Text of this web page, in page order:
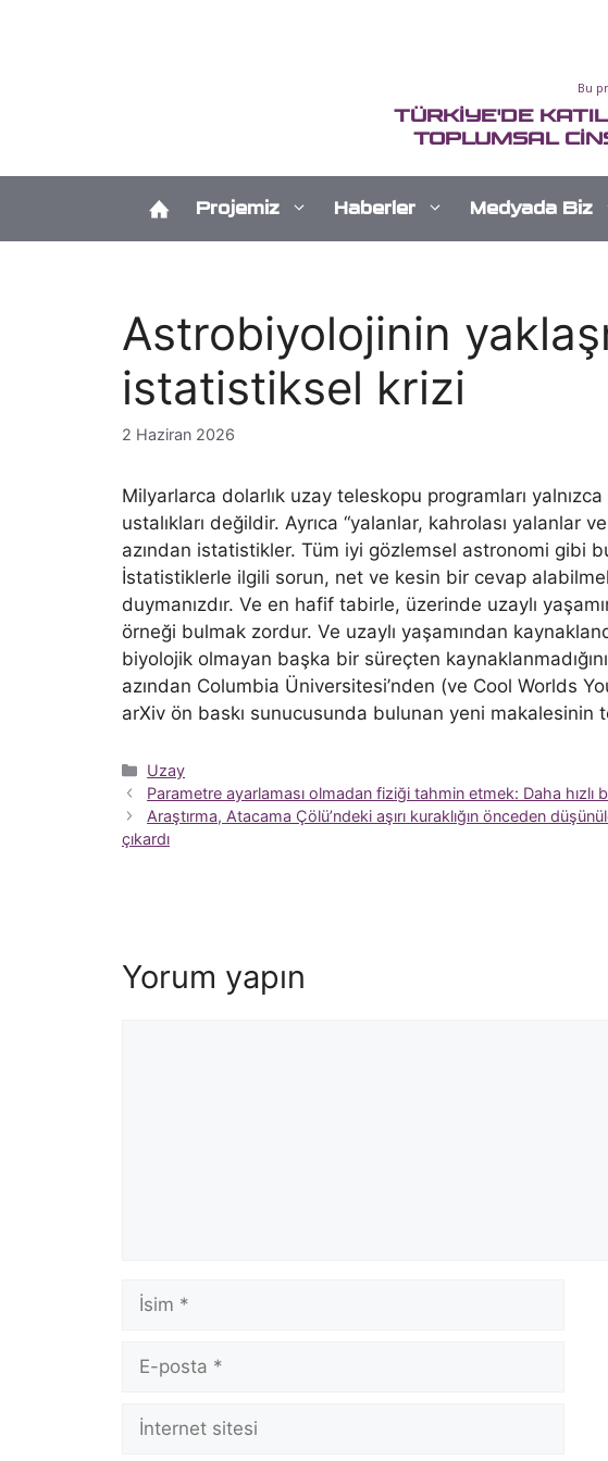
Bu
TÜRKİYE'DE
TOPLUMSAL
Projemiz Haberler Medyada Biz
Astrobiyolojinin
istatistiksel krizi
2 Haziran 2026
Milyarlarca dolarlık uzay teleskopu programları
ustalıkları değildir. Ayrıca “yalanlar, kahrolası yalanlar
azından istatistikler. Tüm iyi gözlemsel astronomi gibi
İstatistiklerle ilgili sorun, net ve kesin bir cevap
duymanızdır. Ve en hafif tabirle, üzerinde uzaylı
örneği bulmak zordur. Ve uzaylı yaşamından
biyolojik olmayan başka bir süreçten
azından Columbia Üniversitesi’nden (ve Cool Worlds
arXiv ön baskı sunucusunda bulunan yeni makalesinin
Kategoriler
Uzay
Parametre ayarlaması olmadan fiziği tahmin etmek: Daha hızlı
Araştırma, Atacama Çölü’ndeki aşırı kuraklığın önceden
çıkardı
Yorum yapın
İsim
posta
İnternet
sitesi